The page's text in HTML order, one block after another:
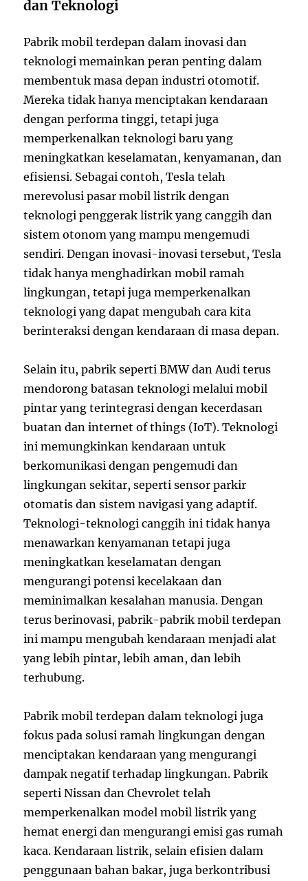
dan Teknologi
Pabrik mobil terdepan dalam inovasi dan
teknologi memainkan peran penting dalam
membentuk masa depan industri otomotif.
Mereka tidak hanya menciptakan kendaraan
dengan performa tinggi, tetapi juga
memperkenalkan teknologi baru yang
meningkatkan keselamatan, kenyamanan, dan
efisiensi. Sebagai contoh, Tesla telah
merevolusi pasar mobil listrik dengan
teknologi penggerak listrik yang canggih dan
sistem otonom yang mampu mengemudi
sendiri. Dengan inovasi-inovasi tersebut, Tesla
tidak hanya menghadirkan mobil ramah
lingkungan, tetapi juga memperkenalkan
teknologi yang dapat mengubah cara kita
berinteraksi dengan kendaraan di masa depan.
Selain itu, pabrik seperti BMW dan Audi terus
mendorong batasan teknologi melalui mobil
pintar yang terintegrasi dengan kecerdasan
buatan dan internet of things (IoT). Teknologi
ini memungkinkan kendaraan untuk
berkomunikasi dengan pengemudi dan
lingkungan sekitar, seperti sensor parkir
otomatis dan sistem navigasi yang adaptif.
Teknologi-teknologi canggih ini tidak hanya
menawarkan kenyamanan tetapi juga
meningkatkan keselamatan dengan
mengurangi potensi kecelakaan dan
meminimalkan kesalahan manusia. Dengan
terus berinovasi, pabrik-pabrik mobil terdepan
ini mampu mengubah kendaraan menjadi alat
yang lebih pintar, lebih aman, dan lebih
terhubung.
Pabrik mobil terdepan dalam teknologi juga
fokus pada solusi ramah lingkungan dengan
menciptakan kendaraan yang mengurangi
dampak negatif terhadap lingkungan. Pabrik
seperti Nissan dan Chevrolet telah
memperkenalkan model mobil listrik yang
hemat energi dan mengurangi emisi gas rumah
kaca. Kendaraan listrik, selain efisien dalam
penggunaan bahan bakar, juga berkontribusi